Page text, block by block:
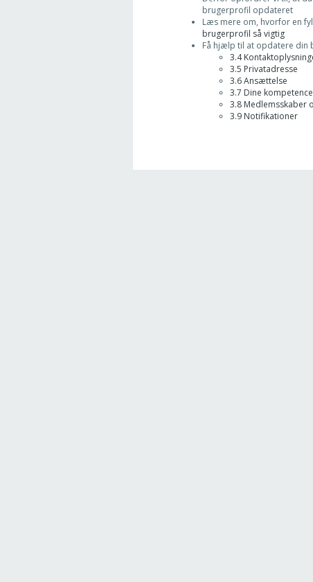
brugerprofil opdateret
Læs mere om, hvorfor en
brugerprofil så vigtig
Få hjælp til at opdatere din
3.4
3.5 Privatadresse
3.6 Ansættelse
3.7 Dine
3.8 Medlemsskaber
3.9 Notifikationer